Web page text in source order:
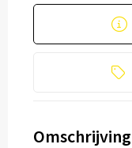
Omschrijving